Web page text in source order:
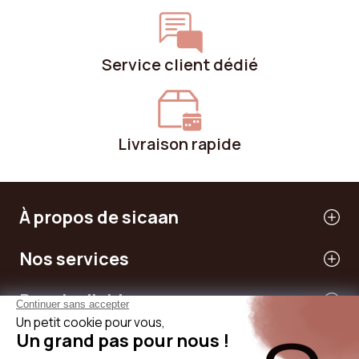
Service client dédié
Livraison rapide
À propos de sicaan
Nos services
Besoin d'aide
International